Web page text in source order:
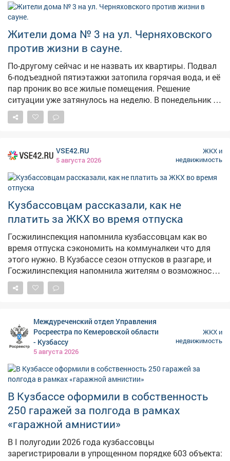
д/сад №1; 36 квартал: пр.Коммунистический
8,10,12,14,16; ул.Юдина 11; пр.Строителей 11,15,19;
ул.Комарова 12; д/сад № 24; д/сад № 55; ТЦ
«Меркурий»; Рынок; 39 кв-л: пр.Коммунистический
1,3,5; пр.50 лет Комсомола 1,2,4,5; ул.Юдина 2,4;
ул.Кузнецкая 3; д/сад № 21; 40...
работу.
Жители дома № 3 на ул. Черняховского
против жизни в сауне.
По-другому сейчас и не назвать их квартиры. Подвал
6-подъездной пятиэтажки затопила горячая вода, и её
пар проник во все жилые помещения. Решение
ситуации уже затянулось на неделю. В понедельник на
месте побывала наша съёмочная группа, выслушала
беспокойства жителей, а во вторник мы туда
коммунальщиков. #новости10канала
VSE42.RU
5 августа 2026
ЖКХ и
недвижимость
Кузбассовцам рассказали, как не
платить за ЖКХ во время отпуска
Госжилинспекция напомнила кузбассовцам как во
время отпуска сэкономить на коммуналкеи что для
этого нужно. В Кузбассе сезон отпусков в разгаре, и
Госжилинспекция напомнила жителям о возможности
сэкономить на коммуналке. Перерасчёт можно
сделать, если вас не было дома пять и более дней. Без
за вывоз мусора. А вот за воду, свет и газ перерасчёт
возможен только при отсутствии счётчиков. Не
получится сэкономить на отоплении, содержании
жилья, капремонте и общедомовых нуждах – эти
услуги не зависят от присутствия жильцов. Чтобы
подтвердить отсутствие, нужны билеты, счета из
гостиницы или справка из СНТ. Заявление подаётся в
течение 30 дней после возвращения, перерасчёт
можно сделать максимум за полгода.
Междуреченский отдел Управления
Росреестра по Кемеровской области
- Кузбассу
5 августа 2026
ЖКХ и
недвижимость
В Кузбассе оформили в собственность
250 гаражей за полгода в рамках
«гаражной амнистии»
В I полугодии 2026 года кузбассовцы
зарегистрировали в упрощенном порядке 603 объекта: